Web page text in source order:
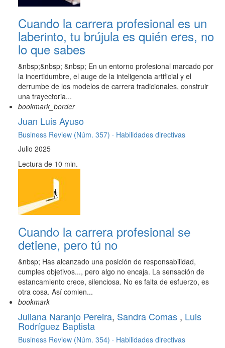
Cuando la carrera profesional es un
laberinto, tu brújula es quién eres, no
lo que sabes
&nbsp;&nbsp; &nbsp; En un entorno profesional marcado por
la incertidumbre, el auge de la inteligencia artificial y el
derrumbe de los modelos de carrera tradicionales, construir
una trayectoria...
bookmark_border
Juan Luis Ayuso
Business Review (Núm. 357) · Habilidades directivas
Julio 2025
Lectura de 10 min.
Cuando la carrera profesional se
detiene, pero tú no
&nbsp; Has alcanzado una posición de responsabilidad,
cumples objetivos..., pero algo no encaja. La sensación de
estancamiento crece, silenciosa. No es falta de esfuerzo, es
otra cosa. Así comien...
bookmark
Juliana Naranjo Pereira, Sandra Comas , Luis
Rodríguez Baptista
Business Review (Núm. 354) · Habilidades directivas